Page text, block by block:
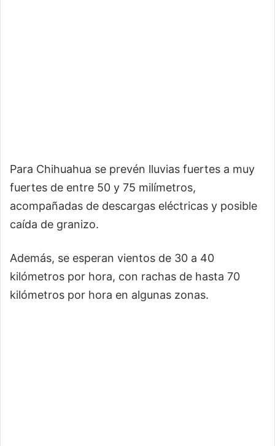
Para Chihuahua se prevén lluvias fuertes a muy
fuertes de entre 50 y 75 milímetros,
acompañadas de descargas eléctricas y posible
caída de granizo.
Además, se esperan vientos de 30 a 40
kilómetros por hora, con rachas de hasta 70
kilómetros por hora en algunas zonas.